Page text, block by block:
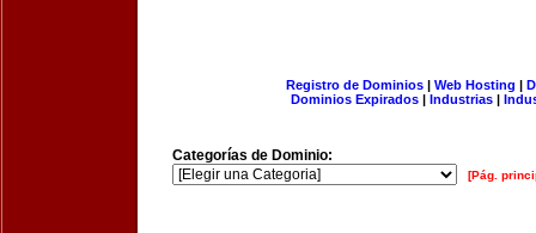
Registro de Dominios| Web Hosting |
Dominios Expirados | Industrias |
Categorías de Dominio:
[Pág.